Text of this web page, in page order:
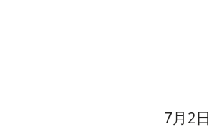
7月2日